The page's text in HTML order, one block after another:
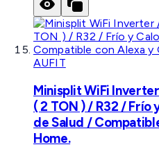
AUFIT
Minisplit WiFi
( 2 TON ) / R32 /
de Salud /
Home.